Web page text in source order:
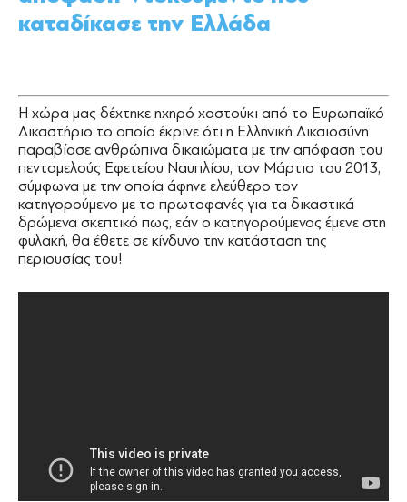
καταδίκασε την Ελλάδα
Η χώρα μας δέχτηκε ηχηρό χαστούκι από το Ευρωπαϊκό
Δικαστήριο το οποίο έκρινε ότι η Ελληνική Δικαιοσύνη
παραβίασε ανθρώπινα δικαιώματα με την απόφαση του
πενταμελούς Εφετείου Ναυπλίου, τον Μάρτιο του 2013,
σύμφωνα με την οποία άφηνε ελεύθερο τον
κατηγορούμενο με το πρωτοφανές για τα δικαστικά
δρώμενα σκεπτικό πως, εάν ο κατηγορούμενος έμενε στη
φυλακή, θα έθετε σε κίνδυνο την κατάσταση της
περιουσίας του!